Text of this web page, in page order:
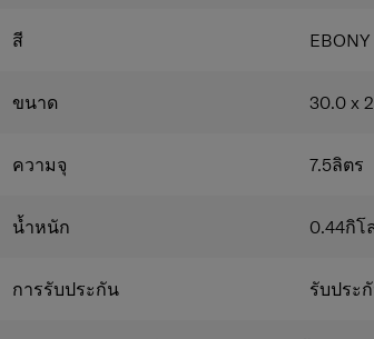
สี EBONY
ขนาด 30.0 x
ความจุ 7.5ลิตร
น้ำหนัก 0.44กิโ
การรับประกัน รับประ